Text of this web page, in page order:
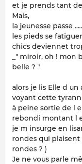
et je prends tant
Mais,
la jeunesse passe
les pieds se
chics deviennet
_" miroir, oh ! mon
belle ? "
alors je lis Elle d
voyant cette
à peine sortie de l
rebondi montant l
je m insurge en
rondes qui plaisent
rondes ? )
Je ne vous parle